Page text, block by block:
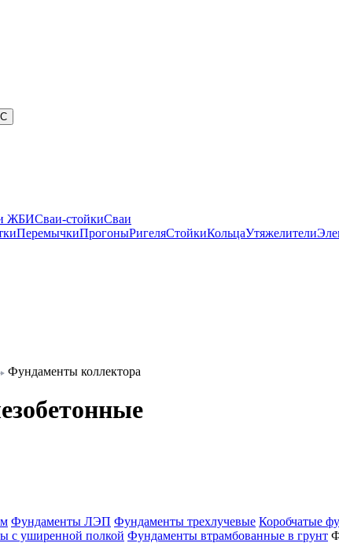
ЖБИСваи-стойкиСваи
ПеремычкиПрогоныРигеляСтойкиКольцаУтяжелители
Фундаменты коллектора
Фундаменты ЛЭП Фундаменты трехлучевые Коробчатые
с уширенной полкой Фундаменты втрамбованные в грунт